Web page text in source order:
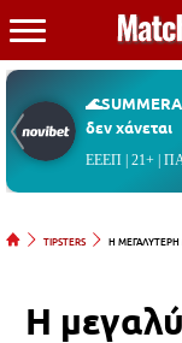
δεν χάνεται
ΕΕΕΠ | 21+ |
TIPSTERS Η
Η